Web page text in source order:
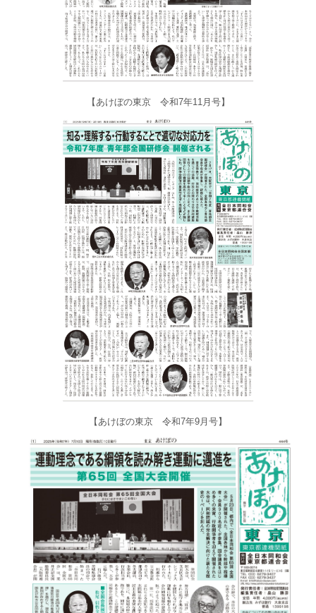
【あけぼの東京 令和7年11月号】
【あけぼの東京 令和7年9月号】